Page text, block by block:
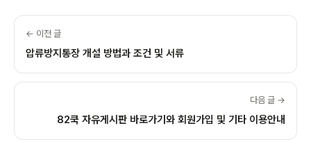
← 이전 글
압류방지통장 개설 방법과 조건 및 서류
다음 글 →
82쿡 자유게시판 바로가기와 회원가입 및 기타 이용안내